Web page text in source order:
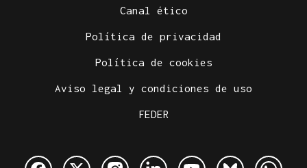
Canal ético
Política de privacidad
Política de cookies
Aviso legal y condiciones de uso
FEDER